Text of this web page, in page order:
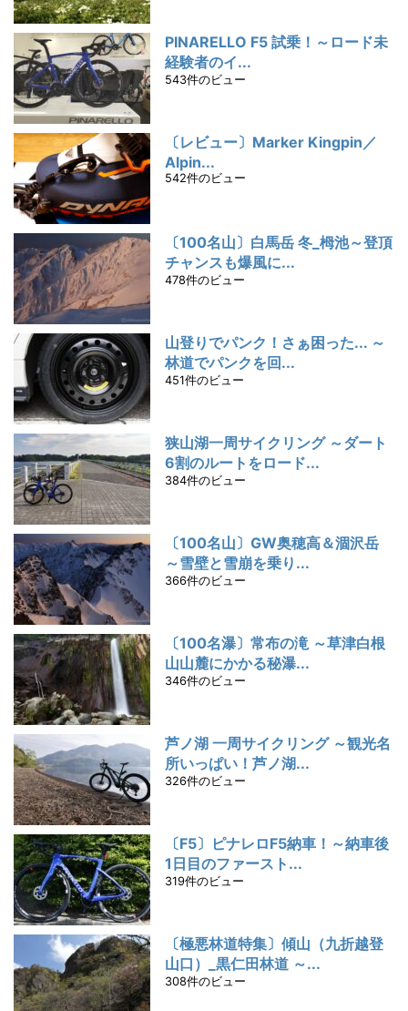
PINARELLO F5 試乗！～ロード未
経験者のイ...
543件のビュー
〔レビュー〕Marker Kingpin／
Alpin...
542件のビュー
〔100名山〕白馬岳 冬_栂池～登頂
チャンスも爆風に...
478件のビュー
山登りでパンク！さぁ困った... ～
林道でパンクを回...
451件のビュー
狭山湖一周サイクリング ～ダート
6割のルートをロード...
384件のビュー
〔100名山〕GW奥穂高＆涸沢岳
～雪壁と雪崩を乗り...
366件のビュー
〔100名瀑〕常布の滝 ～草津白根
山山麓にかかる秘瀑...
346件のビュー
芦ノ湖 一周サイクリング ～観光名
所いっぱい！芦ノ湖...
326件のビュー
〔F5〕ピナレロF5納車！～納車後
1日目のファースト...
319件のビュー
〔極悪林道特集〕傾山（九折越登
山口）_黒仁田林道 ～...
308件のビュー